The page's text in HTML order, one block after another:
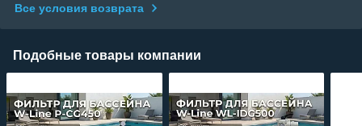
Все условия возврата
Подобные товары компании